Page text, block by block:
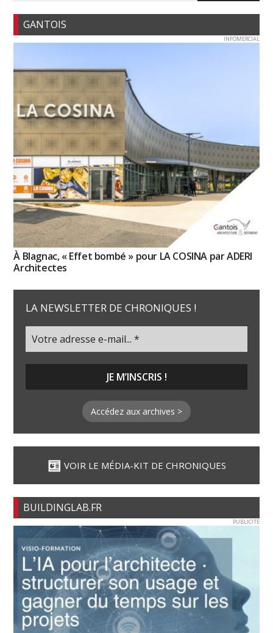
GANTOIS
INFOMERCIAL
À Blagnac, « Effet bombé » pour LA COSINA par ADERI
Architectes
LA NEWSLETTER DE CHRONIQUES !
Accédez aux archives >
VOIR LE MÉDIA-KIT DE CHRONIQUES
BUILDINGLAB.FR
PUBLICITE